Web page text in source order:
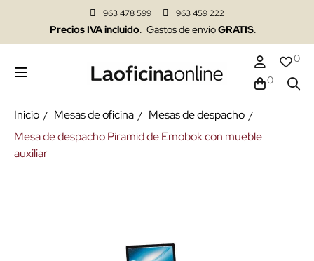
963 478 599 963 459 222
Precios IVA incluido. Gastos de envíoGRATIS.
0
0
Inicio Mesas de oficina
Mesas de despacho
Mesa de despacho Piramid de Emobok con mueble
auxiliar